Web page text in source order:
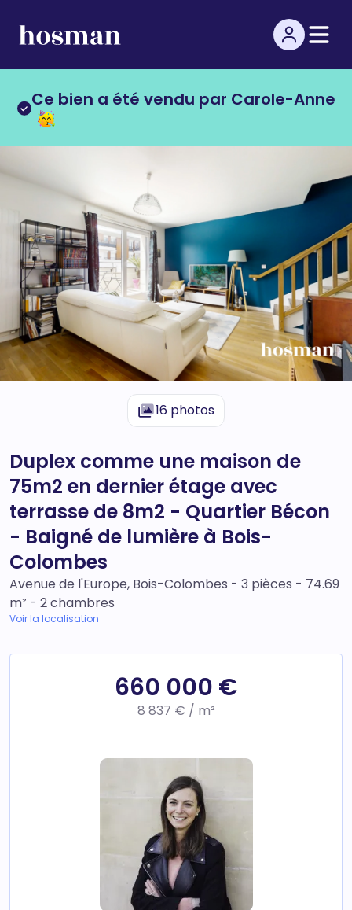
Ce bien a été vendu par Carole-Anne
16 photos
Duplex comme une maison de
75m2 en dernier étage avec
terrasse de 8m2 - Quartier Bécon
- Baigné de lumière à Bois-
Colombes
Avenue de l'Europe, Bois-Colombes - 3 pièces - 74.69
m² - 2 chambres
Voir la localisation
660 000 €
8 837 € / m²